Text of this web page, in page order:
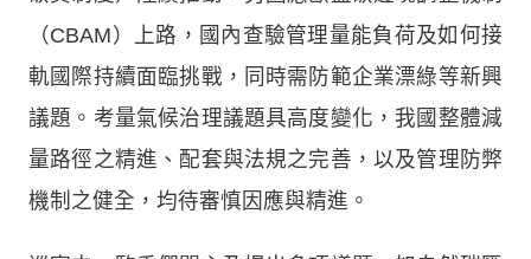
（CBAM）上路，國內查驗管理量能負荷及如何接
軌國際持續面臨挑戰，同時需防範企業漂綠等新興
議題。考量氣候治理議題具高度變化，我國整體減
量路徑之精進、配套與法規之完善，以及管理防弊
機制之健全，均待審慎因應與精進。